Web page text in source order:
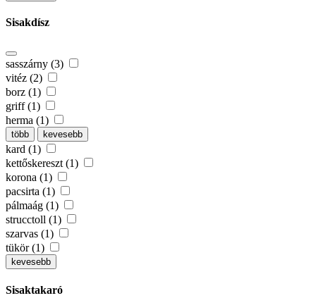
Sisakdísz
sasszárny (3)
vitéz (2)
borz (1)
griff (1)
herma (1)
több kevesebb
kard (1)
kettőskereszt (1)
korona (1)
pacsirta (1)
pálmaág (1)
strucctoll (1)
szarvas (1)
tükör (1)
kevesebb
Sisaktakaró